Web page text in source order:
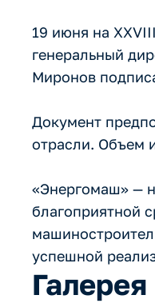
19 июня на
генеральный
Миронов
Документ
отрасли. Объем
«Энергомаш» —
благоприятной
успешной
Галерея